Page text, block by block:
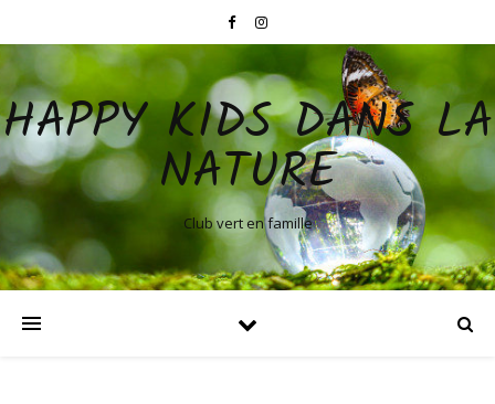
HAPPY KIDS DANS LA
NATURE
Club vert en famille